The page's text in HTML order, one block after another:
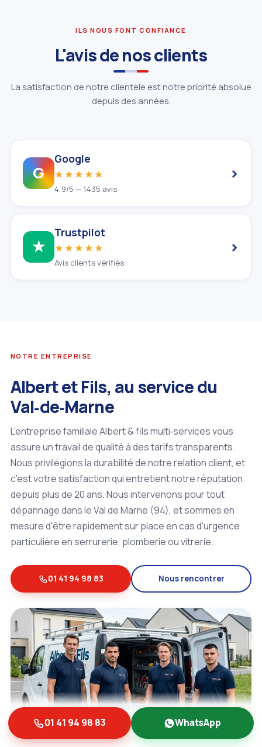
ILS NOUS FONT CONFIANCE
L'avis de nos clients
La satisfaction de notre clientèle est notre priorité absolue
depuis des années.
G
Google
★★★★★
4,9/5 — 1435 avis
›
★
Trustpilot
★★★★★
Avis clients vérifiés
›
NOTRE ENTREPRISE
Albert et Fils, au service du
Val‑de‑Marne
L'entreprise familiale Albert & fils multi‑services vous
assure un travail de qualité à des tarifs transparents.
Nous privilégions la durabilité de notre relation client, et
c'est votre satisfaction qui entretient notre réputation
depuis plus de 20 ans. Nous intervenons pour tout
dépannage dans le Val de Marne (94), et sommes en
mesure d'être rapidement sur place en cas d'urgence
particulière en serrurerie, plomberie ou vitrerie.
01 41 94 98 83 Nous rencontrer
01 41 94 98 83 WhatsApp